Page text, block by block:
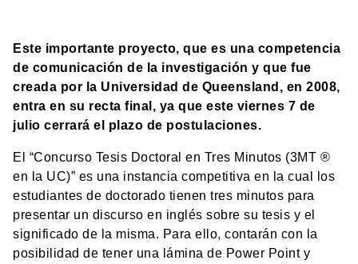
Este importante proyecto, que es una competencia
de comunicación de la investigación y que fue
creada por la Universidad de Queensland, en 2008,
entra en su recta final, ya que este viernes 7 de
julio cerrará el plazo de postulaciones.
El “Concurso Tesis Doctoral en Tres Minutos (3MT ®
en la UC)” es una instancia competitiva en la cual los
estudiantes de doctorado tienen tres minutos para
presentar un discurso en inglés sobre su tesis y el
significado de la misma. Para ello, contarán con la
posibilidad de tener una lámina de Power Point y